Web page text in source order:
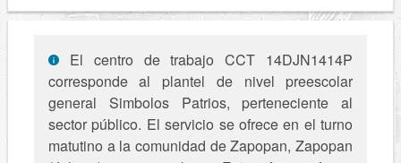
El centro de trabajo CCT 14DJN1414P
corresponde al plantel de nivel preescolar
general Simbolos Patrios, perteneciente al
sector público. El servicio se ofrece en el turno
matutino a la comunidad de Zapopan, Zapopan